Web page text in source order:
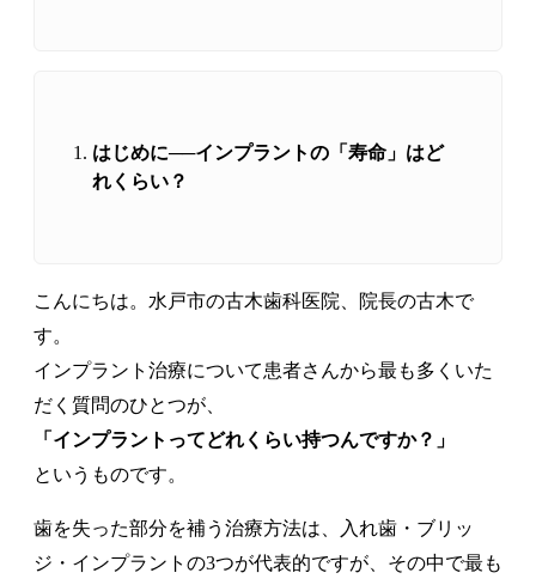
はじめに──インプラントの「寿命」はど
れくらい？
こんにちは。水戸市の古木歯科医院、院長の古木で
す。
インプラント治療について患者さんから最も多くいた
だく質問のひとつが、
「インプラントってどれくらい持つんですか？」
というものです。
歯を失った部分を補う治療方法は、入れ歯・ブリッ
ジ・インプラントの3つが代表的ですが、その中で最も